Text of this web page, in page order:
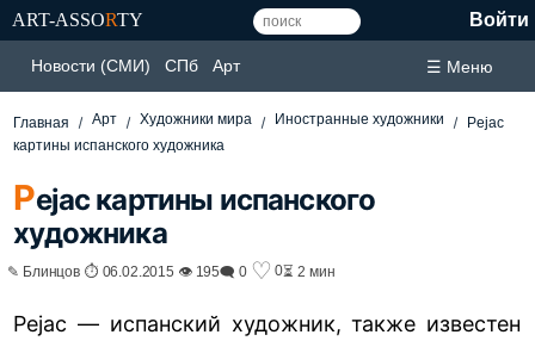
ART-ASSORTY Войти
Новости (СМИ) СПб Арт ☰ Меню
Главная Арт Художники мира Иностранные художники
Pejac
картины испанского художника
Pejac картины испанского
художника
✎ Блинцов ⏱ 06.02.2015 👁 195🗨 0 ♡ 0⏳ 2 мин
Pejac — испанский художник, также известен